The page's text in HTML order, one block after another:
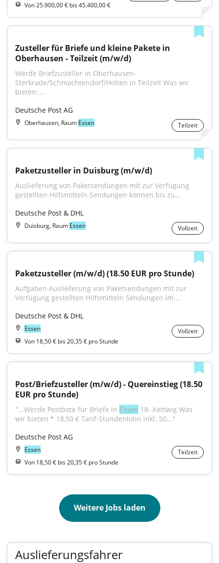
Von 25.900,00 € bis 45.400,00 €
Zusteller für Briefe und kleine Pakete in
Oberhausen - Teilzeit (m/w/d)
Werde Briefzusteller in Oberhausen-
Sterkrade/Schmachtendorf/Holten in Teilzeit Was wir
bieten:...
Deutsche Post AG
Oberhausen, Raum Essen Teilzeit
Paketzusteller in Duisburg (m/w/d)
Auslieferung von Paketsendungen mit zur Verfügung
gestellten Hilfsmitteln Sendungen können bis zu...
Deutsche Post & DHL
Duisburg, Raum Essen Vollzeit
Paketzusteller (m/w/d) (18.50 EUR pro Stunde)
Aufgaben Auslieferung von Paketsendungen mit zur
Verfügung gestellten Hilfsmitteln Sendungen im...
Deutsche Post & DHL
Essen
Vollzeit
Von 18,50 € bis 20,35 € pro Stunde
Post/Briefzusteller (m/w/d) - Quereinstieg (18.50
EUR pro Stunde)
"...Werde Postbote für Briefe in Essen 18- Kettwig Was
wir bieten * 18,50 € Tarif-Stundenlohn inkl. 50..."
Deutsche Post AG
Essen
Teilzeit
Von 18,50 € bis 20,35 € pro Stunde
Weitere Jobs laden
Auslieferungsfahrer